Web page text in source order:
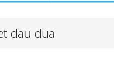
dau dua